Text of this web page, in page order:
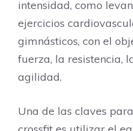
intensidad, como
ejercicios
gimnásticos, con el
fuerza, la resistencia,
agilidad.
Una de las claves